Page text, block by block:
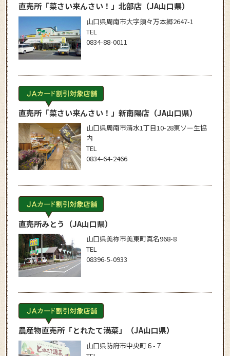
直売所「菜さい来んさい！」北部店（JA山口県）
山口県周南市大字須々万本郷2647-1
TEL
0834-88-0011
直売所「菜さい来んさい！」新南陽店（JA山口県）
山口県周南市清水1丁目10-28東ソー生協
内
TEL
0834-64-2466
直売所みとう （JA山口県）
山口県美祢市美東町真名968-8
TEL
08396-5-0933
農産物直売所「とれたて満菜」 （JA山口県）
山口県防府市中央町６-７